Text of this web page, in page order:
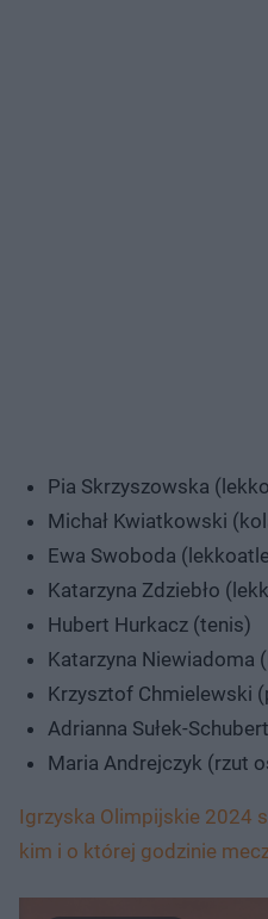
Pia Skrzyszowska
Michał Kwiatkowski
Ewa Swoboda
Katarzyna Zdziebło
Hubert Hurkacz (tenis)
Katarzyna Niewiadoma
Krzysztof Chmielewski
Adrianna Sułek-
Maria Andrejczyk (rzut
Igrzyska Olimpijskie 2024
kim i o której godzinie